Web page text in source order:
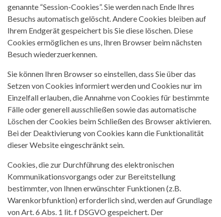
genannte “Session-Cookies”. Sie werden nach Ende Ihres
Besuchs automatisch gelöscht. Andere Cookies bleiben auf
Ihrem Endgerät gespeichert bis Sie diese löschen. Diese
Cookies ermöglichen es uns, Ihren Browser beim nächsten
Besuch wiederzuerkennen.
Sie können Ihren Browser so einstellen, dass Sie über das
Setzen von Cookies informiert werden und Cookies nur im
Einzelfall erlauben, die Annahme von Cookies für bestimmte
Fälle oder generell ausschließen sowie das automatische
Löschen der Cookies beim Schließen des Browser aktivieren.
Bei der Deaktivierung von Cookies kann die Funktionalität
dieser Website eingeschränkt sein.
Cookies, die zur Durchführung des elektronischen
Kommunikationsvorgangs oder zur Bereitstellung
bestimmter, von Ihnen erwünschter Funktionen (z.B.
Warenkorbfunktion) erforderlich sind, werden auf Grundlage
von Art. 6 Abs. 1 lit. f DSGVO gespeichert. Der